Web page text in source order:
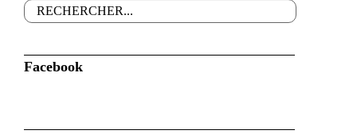
Formulaire de recherche
Rechercher
Facebook